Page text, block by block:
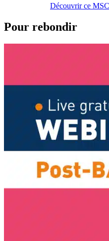
Découvrir ce
Pour rebondir